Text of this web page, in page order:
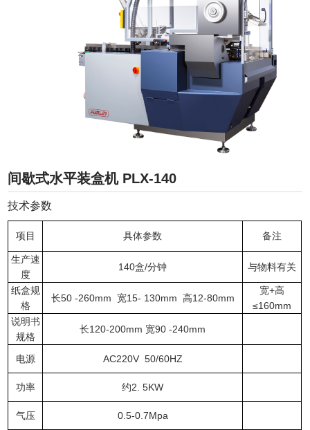
间歇式水平装盒机 PLX-140
技术参数
项目 具体参数 备注
生产速
度
140盒/分钟 与物料有关
纸盒规
格
长50 -260mm 宽15- 130mm 高12-80mm
宽+高
≤160mm
说明书
规格
长120-200mm 宽90 -240mm
电源 AC220V 50/60HZ
功率 约2. 5KW
气压 0.5-0.7Mpa